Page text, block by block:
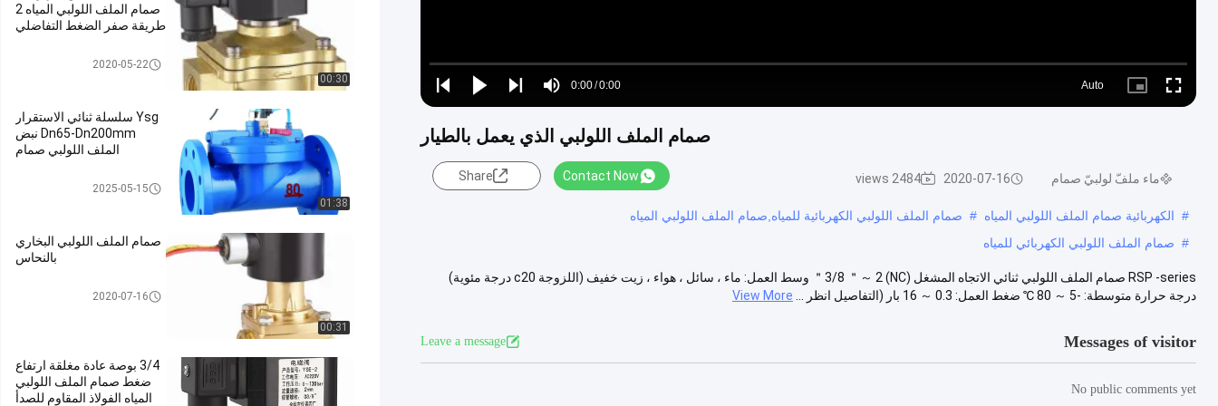
Play
Play
Play
Mute
Time
0:00/0:00
Loaded:
0%
Auto
Picture- Fullscreen
صمام الملف اللولبي الذي يعمل بالطيار
ماء ملفّ لولبيّ صمام 2020-07-16
2484 views
Contact Now
Share
# الكهربائية صمام الملف اللولبي المياه # صمام الملف اللولبي الكهربائية للمياه,صمام الملف اللولبي المياه
# صمام الملف اللولبي الكهربائي للمياه
RSP -series صمام الملف اللولبي ثنائي الاتجاه المشغل (NC) 3/8 ＂～ 2＂ وسط العمل: ماء ، سائل ، هواء ، زيت خفيف (اللزوجة c20 درجة مئوية)
درجة حرارة متوسطة: -5 ～ 80 ℃ ضغط العمل: 0.3 ～ 16 بار (التفاصيل انظر ...
View More
Messages of visitor
Leave a message
No public comments yet
00:30
صمام الملف اللولبي المياه 2
طريقة صفر الضغط التفاضلي
ماء ملفّ لولبيّ صمام2020-05-22
01:38
Ysg سلسلة ثنائي الاستقرار
Dn65-Dn200mm نبض
الملف اللولبي صمام
الإغلاق صمام الملف اللولبي
2025-05-15
00:31
صمام الملف اللولبي البخاري
بالنحاس
صمام الملف اللولبي البخار
2020-07-16
3/4 بوصة عادة مغلقة ارتفاع
ضغط صمام الملف اللولبي
المياه الفولاذ المقاوم للصدأ